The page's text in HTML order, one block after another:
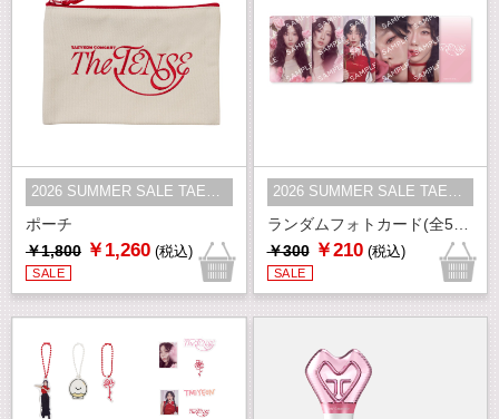
ポーチ
2026 SUMMER SALE TAEYEON
￥1,800 ￥1,260 (税込)
SALE
ランダムフォトカード(全5種)
2026 SUMMER SALE TAEYEON
￥300 ￥210 (税込)
SALE